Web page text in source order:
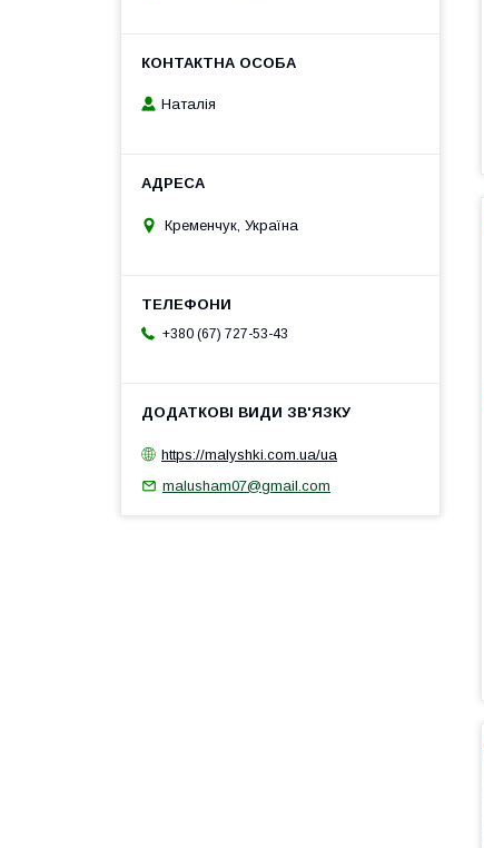
Наталія
Кременчук, Україна
+380 (67) 727-53-43
https://malyshki.com.ua/ua
malusham07@gmail.com